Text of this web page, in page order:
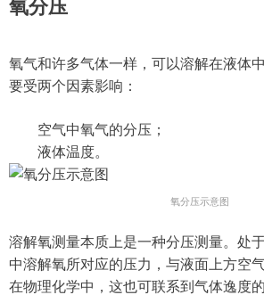
氧分压
氧气和许多气体一样，可以溶解在液体
要受两个因素影响：
空气中氧气的分压；
液体温度。
氧分压示意图
溶解氧测量本质上是一种分压测量。处
中溶解氧所对应的压力，与液面上方空
在物理化学中，这也可联系到气体逸度的